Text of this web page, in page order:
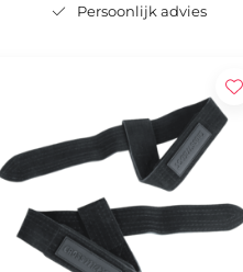
Persoonlijk advies